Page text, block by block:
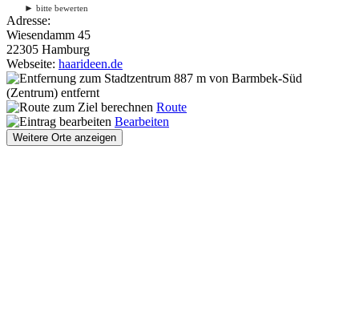
► bitte bewerten
Adresse:
Wiesendamm 45
22305 Hamburg
Webseite: haarideen.de
887 m von Barmbek-Süd
(Zentrum) entfernt
Route
Bearbeiten
Weitere Orte anzeigen